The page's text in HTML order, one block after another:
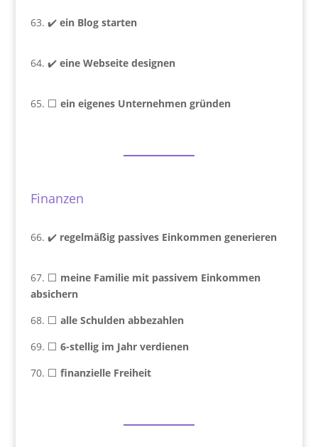
63. ✔️ ein Blog starten
64. ✔️ eine Webseite designen
65. ⬜ ein eigenes Unternehmen gründen
Finanzen
66. ✔️ regelmäßig passives Einkommen generieren
67. ⬜ meine Familie mit passivem Einkommen
absichern
68. ⬜ alle Schulden abbezahlen
69. ⬜ 6-stellig im Jahr verdienen
70. ⬜ finanzielle Freiheit